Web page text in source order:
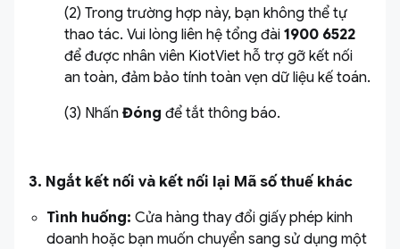
(2) Trong trường hợp này, bạn không thể tự
thao tác. Vui lòng liên hệ tổng đài 1900 6522
để được nhân viên KiotViet hỗ trợ gỡ kết nối
an toàn, đảm bảo tính toàn vẹn dữ liệu kế toán.
(3) Nhấn Đóng để tắt thông báo.
3. Ngắt kết nối và kết nối lại Mã số thuế khác
Tình huống: Cửa hàng thay đổi giấy phép kinh
doanh hoặc bạn muốn chuyển sang sử dụng một